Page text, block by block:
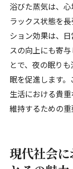
浴びた蒸気は、
ラックス状態を
ション効果は、
スの向上にも寄
とで、夜の眠り
眠を促進します
生活における貴
維持するための重
現代社会